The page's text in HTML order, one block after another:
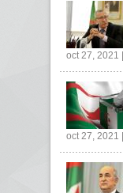
oct 27, 2021 |
oct 27, 2021 |